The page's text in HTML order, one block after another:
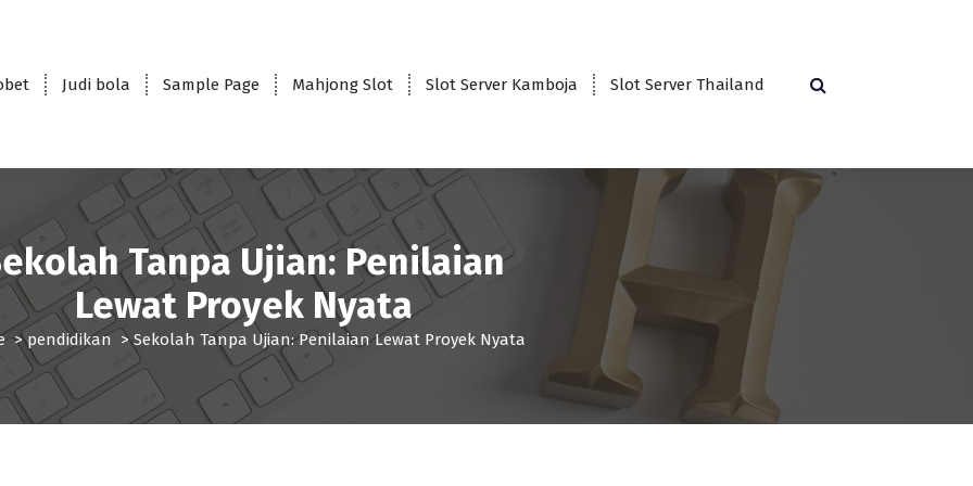
Judi bola Sample Page Mahjong Slot Slot Server Kamboja Slot Server Thailand
Tanpa Ujian: Penilaian
Lewat Proyek Nyata
>pendidikan >Sekolah Tanpa Ujian: Penilaian Lewat Proyek Nyata